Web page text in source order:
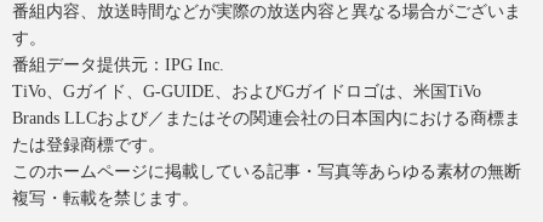
番組内容、放送時間などが実際の放送内容と異なる場合がございま
す。
番組データ提供元：IPG Inc.
TiVo、Gガイド、G-GUIDE、およびGガイドロゴは、米国TiVo
Brands LLCおよび／またはその関連会社の日本国内における商標ま
たは登録商標です。
このホームページに掲載している記事・写真等あらゆる素材の無断
複写・転載を禁じます。